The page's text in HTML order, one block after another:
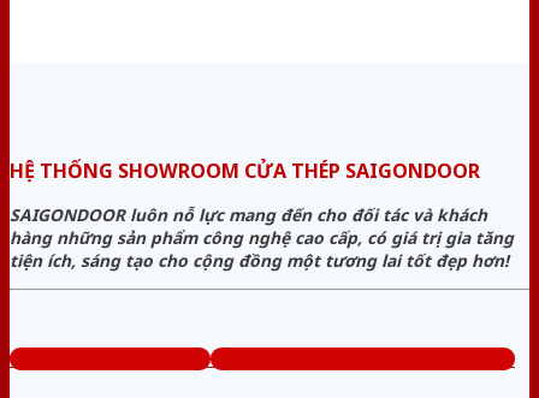
HỆ THỐNG SHOWROOM CỬA THÉP SAIGONDOOR
SAIGONDOOR luôn nỗ lực mang đến cho đối tác và khách
hàng những sản phẩm công nghệ cao cấp, có giá trị gia tăng
tiện ích, sáng tạo cho cộng đồng một tương lai tốt đẹp hơn!
www.baogiacuathep.com Tổng đài tư vấn miễn phí: 0824.400.400